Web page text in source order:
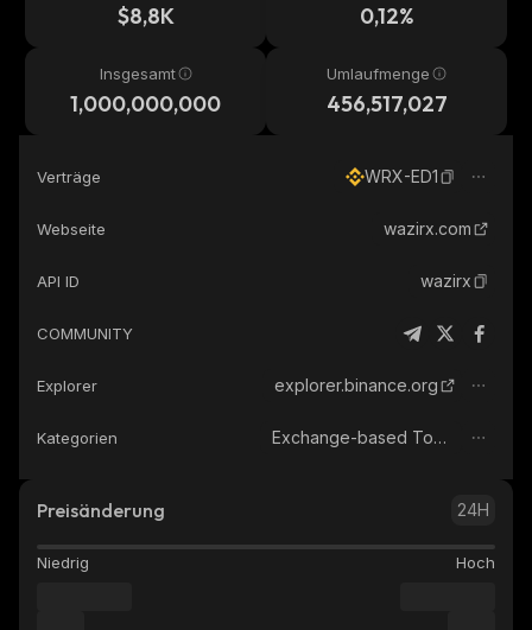
$8,8K 0,12%
Insgesamt
1,000,000,000
Umlaufmenge
456,517,027
Verträge WRX-ED1
Webseite wazirx.com
API ID wazirx
COMMUNITY
Explorer explorer.binance.org
Kategorien Exchange-based Tokens
Preisänderung 24H
Niedrig Hoch